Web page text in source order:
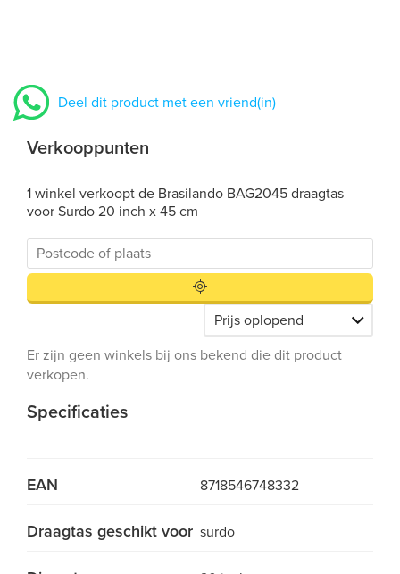
Deel dit product met een vriend(in)
Verkooppunten
1 winkel verkoopt de Brasilando BAG2045 draagtas
voor Surdo 20 inch x 45 cm
Er zijn geen winkels bij ons bekend die dit product
verkopen.
Specificaties
EAN 8718546748332
Draagtas geschikt voor surdo